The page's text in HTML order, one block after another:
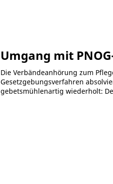
Umgang mit
Die Verbändeanhörung zum
Gesetzgebungsverfahren
gebetsmühlenartig wiederholt: